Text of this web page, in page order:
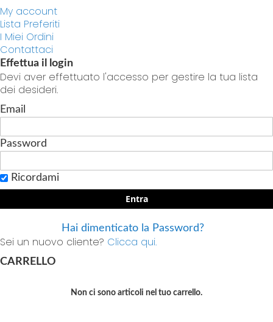
My account
Lista Preferiti
I Miei Ordini
Contattaci
Effettua il login
Devi aver effettuato l'accesso per gestire la tua lista
dei desideri.
Email
Password
Ricordami
Entra
Hai dimenticato la Password?
Sei un nuovo cliente? Clicca qui.
CARRELLO
Non ci sono articoli nel tuo carrello.